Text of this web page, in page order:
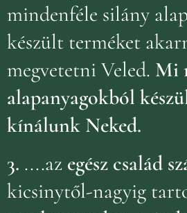
mindenféle silány
készült terméket
megvetetni Veled. Mi
alapanyagokból
kínálunk Neked.
3. ....az egész család
kicsinytől-nagyig